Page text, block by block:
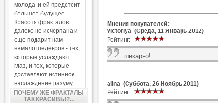
молода, и ей предстоит
большое будущее.
Красота фракталов
далеко не исчерпана и
еще подарит нам
немало шедевров - тех,
которые услаждают
глаз, и тех, которые
доставляют истинное
наслаждение разуму.
ПОЧЕМУ ЖЕ ФРАКТАЛЫ
ТАК КРАСИВЫ?...
Мнения покупателей:
victoriya (Среда, 11 Январь 2012)
Рейтинг:
шикарно!
alina (Суббота, 26 Ноябрь 2011)
Рейтинг: